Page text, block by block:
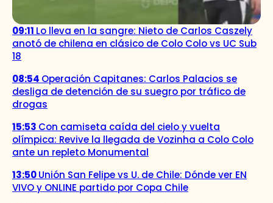
09:11 Lo lleva en la sangre: Nieto de Carlos Caszely
anotó de chilena en clásico de Colo Colo vs UC Sub
18
08:54 Operación Capitanes: Carlos Palacios se
desliga de detención de su suegro por tráfico de
drogas
15:53 Con camiseta caída del cielo y vuelta
olímpica: Revive la llegada de Vozinha a Colo Colo
ante un repleto Monumental
13:50Unión San Felipe vs U. de Chile: Dónde ver EN
VIVO y ONLINE partido por Copa Chile